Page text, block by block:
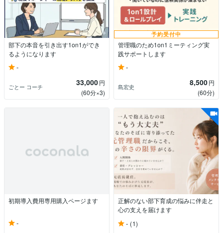
部下の本音を引き出す1on1ができ
るようになります
-
ごとー コーチ 33,000円
(60分×3)
予約受付中
管理職のため1on1ミーティング実
践サポートします
-
島宏史 8,500円
(60分)
初期導入費用専用購入ページます
-
正解のない部下育成の悩みに伴走と
心の支えを届けます
- (1)